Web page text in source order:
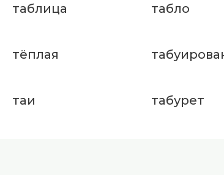
таблица табло
тёплая
таи табурет